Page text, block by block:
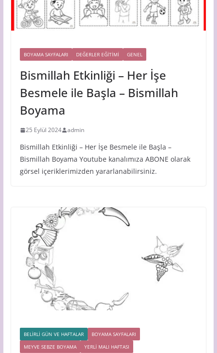
BOYAMA SAYFALARI DEĞERLER EĞİTİMİ GENEL
Bismillah Etkinliği – Her İşe
Besmele ile Başla – Bismillah
Boyama
25 Eylül 2024 admin
Bismillah Etkinliği – Her İşe Besmele ile Başla –
Bismillah Boyama Youtube kanalımıza ABONE olarak
görsel içeriklerimizden yararlanabilirsiniz.
BELİRLİ GÜN VE HAFTALAR
BOYAMA SAYFALARI
MEYVE SEBZE BOYAMA
YERLİ MALI HAFTASI